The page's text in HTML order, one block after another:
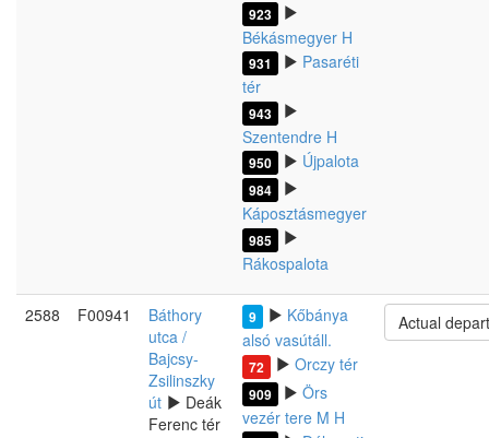
923
Békásmegyer H
931
Pasaréti
tér
943
Szentendre H
950 Újpalota
984
Káposztásmegyer
985
Rákospalota
2588 F00941
Báthory
utca /
Bajcsy-
Zsilinszky
út
Deák
Ferenc tér
9
Kőbánya
alsó vasútáll.
72 Orczy tér
909
Örs
vezér tere M H
Actual